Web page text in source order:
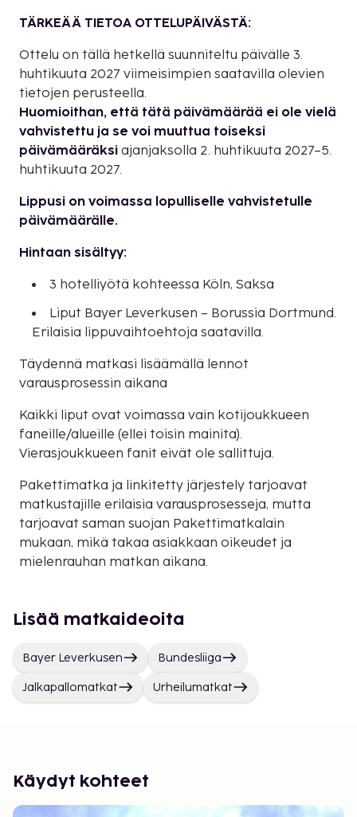
TÄRKEÄÄ TIETOA OTTELUPÄIVÄSTÄ:
Ottelu on tällä hetkellä suunniteltu päivälle 3.
huhtikuuta 2027 viimeisimpien saatavilla olevien
tietojen perusteella.
Huomioithan, että tätä päivämäärää ei ole vielä
vahvistettu ja se voi muuttua toiseksi
päivämääräksi ajanjaksolla 2. huhtikuuta 2027–5.
huhtikuuta 2027.
Lippusi on voimassa lopulliselle vahvistetulle
päivämäärälle.
Hintaan sisältyy:
3 hotelliyötä kohteessa Köln, Saksa
Liput Bayer Leverkusen – Borussia Dortmund.
Erilaisia lippuvaihtoehtoja saatavilla.
Täydennä matkasi lisäämällä lennot
varausprosessin aikana
Kaikki liput ovat voimassa vain kotijoukkueen
faneille/alueille (ellei toisin mainita).
Vierasjoukkueen fanit eivät ole sallittuja.
Pakettimatka ja linkitetty järjestely tarjoavat
matkustajille erilaisia varausprosesseja, mutta
tarjoavat saman suojan Pakettimatkalain
mukaan, mikä takaa asiakkaan oikeudet ja
mielenrauhan matkan aikana.
Lisää matkaideoita
Bayer Leverkusen Bundesliiga
Jalkapallomatkat Urheilumatkat
Käydyt kohteet